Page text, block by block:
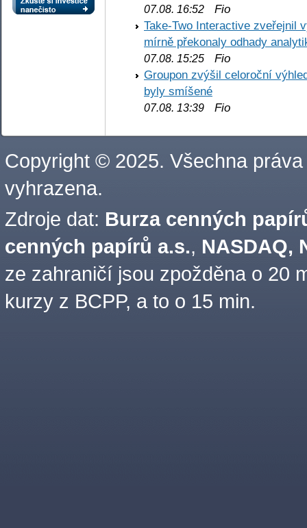
07.08. 16:52 Fio
Take-Two Interactive zveřejnil
mírně překonaly odhady
07.08. 15:25 Fio
Groupon zvýšil celoroční
byly smíšené
07.08. 13:39 Fio
Copyright © 2025. Všechna práva
vyhrazena.
Zdroje dat: Burza cenných
cenných papírů a.s., NASDAQ,
ze zahraničí jsou zpožděna o 20
kurzy z BCPP, a to o 15 min.